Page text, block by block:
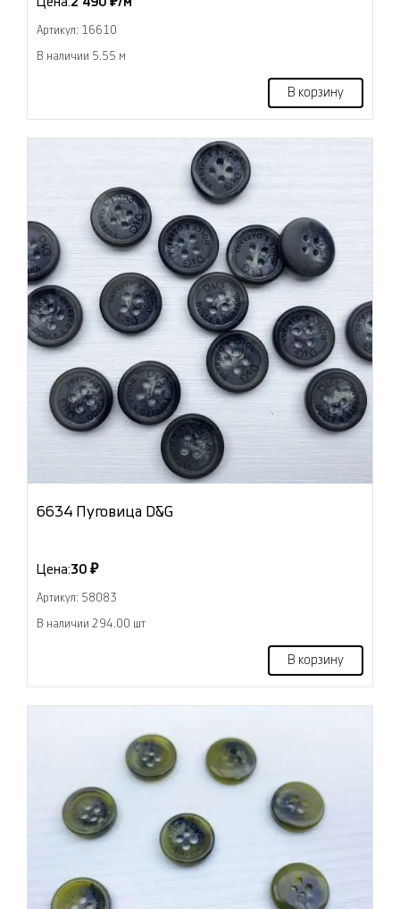
Артикул: 16610
В наличии 5.55 м
В корзину
6634 Пуговица D&G
Цена:30 ₽
Артикул: 58083
В наличии 294.00 шт
В корзину